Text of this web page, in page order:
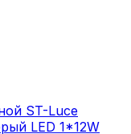
ST-Luce
LED 1*12W